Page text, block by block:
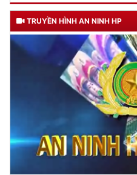
TRUYỀN HÌNH AN NINH HP